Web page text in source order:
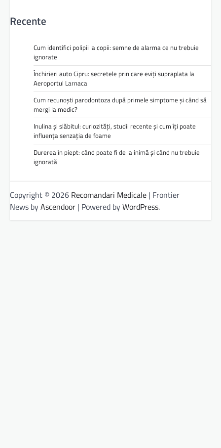
Recente
Cum identifici polipii la copii: semne de alarma ce nu trebuie
ignorate
Închirieri auto Cipru: secretele prin care eviți supraplata la
Aeroportul Larnaca
Cum recunoști parodontoza după primele simptome și când să
mergi la medic?
Inulina și slăbitul: curiozități, studii recente și cum îți poate
influența senzația de foame
Durerea în piept: când poate fi de la inimă și când nu trebuie
ignorată
Copyright © 2026 Recomandari Medicale | Frontier
News byAscendoor | Powered byWordPress.